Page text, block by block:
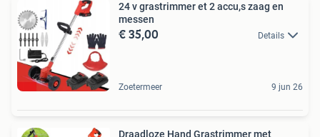
24 v grastrimmer et 2 accu,s zaag en
messen
€ 35,00 Details
Zoetermeer 9 jun 26
Draadloze Hand Grastrimmer met